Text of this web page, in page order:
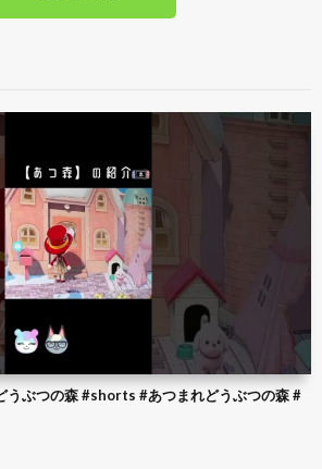
うぶつの森 #shorts #あつまれどうぶつの森 #